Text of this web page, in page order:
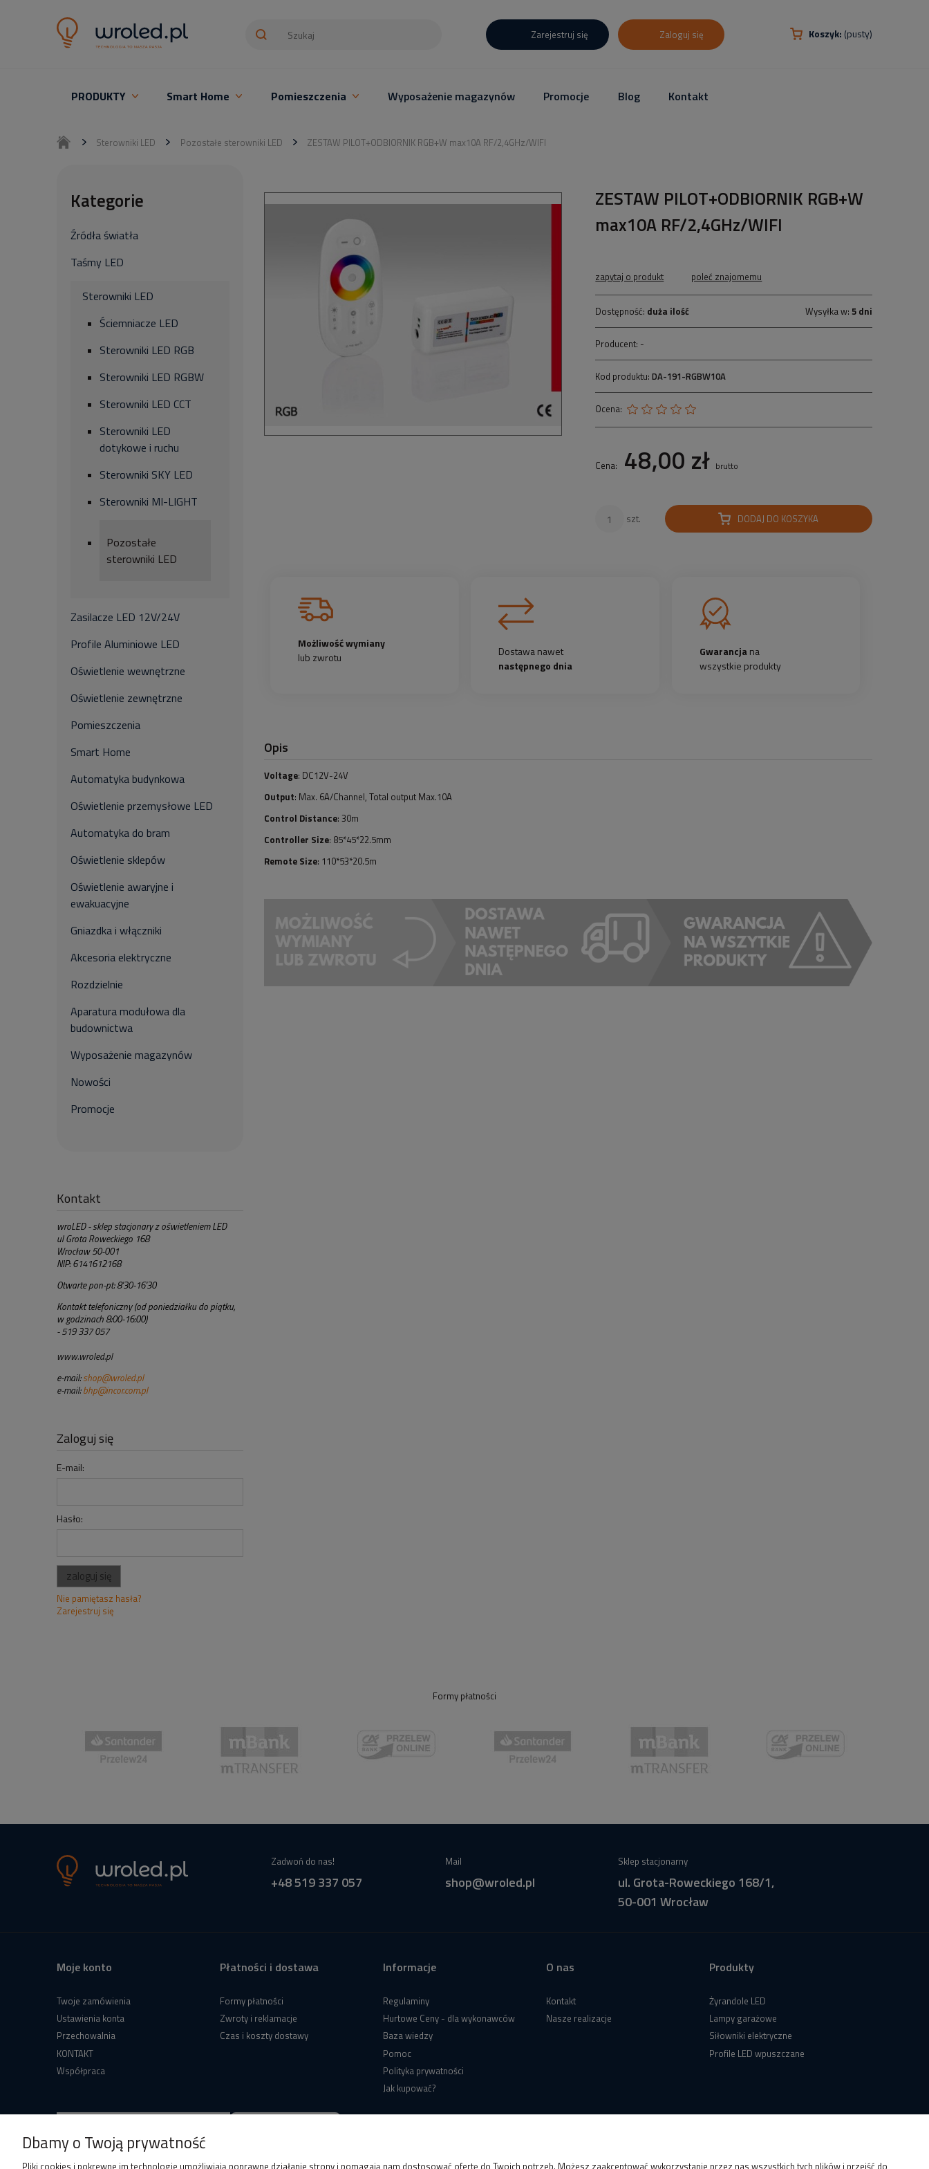
Koszyk: (pusty)
Zarejestruj się Zaloguj się
PRODUKTY Smart Home Pomieszczenia Wyposażenie magazynów Promocje Blog Kontakt
Sterowniki LED Pozostałe sterowniki LED ZESTAW PILOT+ODBIORNIK RGB+W max10A RF/2,4GHz/WIFI
Kategorie
Źródła światła
Taśmy LED
Sterowniki LED
Ściemniacze LED
Sterowniki LED RGB
Sterowniki LED RGBW
Sterowniki LED CCT
Sterowniki LED
dotykowe i ruchu
Sterowniki SKY LED
Sterowniki MI-LIGHT
Pozostałe
sterowniki LED
Zasilacze LED 12V/24V
Profile Aluminiowe LED
Oświetlenie wewnętrzne
Oświetlenie zewnętrzne
Pomieszczenia
Smart Home
Automatyka budynkowa
Oświetlenie przemysłowe LED
Automatyka do bram
Oświetlenie sklepów
Oświetlenie awaryjne i
ewakuacyjne
Gniazdka i włączniki
Akcesoria elektryczne
Rozdzielnie
Aparatura modułowa dla
budownictwa
Wyposażenie magazynów
Nowości
Promocje
Kontakt
wroLED - sklep stacjonary z oświetleniem LED
ul Grota Roweckiego 168
Wrocław 50-001
NIP: 6141612168
Otwarte pon-pt: 8'30-16'30
Kontakt telefoniczny (od poniedziałku do piątku,
w godzinach 8:00-16:00)
- 519 337 057
www.wroled.pl
e-mail: shop@wroled.pl
e-mail:bhp@incor.com.pl
Zaloguj się
E-mail:
Hasło:
zaloguj się
Nie pamiętasz hasła?
Zarejestruj się
ZESTAW PILOT+ODBIORNIK RGB+W
max10A RF/2,4GHz/WIFI
zapytaj o produkt poleć znajomemu
Dostępność: duża ilość Wysyłka w: 5 dni
Producent: -
Kod produktu: DA-191-RGBW10A
Ocena:
Cena: 48,00 zł brutto
szt. DODAJ DO KOSZYKA
Możliwość wymiany
lub zwrotu
Dostawa nawet
następnego dnia
Gwarancjana
wszystkie produkty
Opis
Voltage: DC12V-24V
Output: Max. 6A/Channel, Total output Max.10A
Control Distance: 30m
Controller Size: 85*45*22.5mm
Remote Size: 110*53*20.5m
Formy płatności
Zadwoń do nas!
+48 519 337 057
Mail
shop@wroled.pl
Sklep stacjonarny
ul. Grota-Roweckiego 168/1,
50-001 Wrocław
Moje konto
Twoje zamówienia
Ustawienia konta
Przechowalnia
KONTAKT
Współpraca
Płatności i dostawa
Formy płatności
Zwroty i reklamacje
Czas i koszty dostawy
Informacje
Regulaminy
Hurtowe Ceny - dla wykonawców
Baza wiedzy
Pomoc
Polityka prywatności
Jak kupować?
O nas
Kontakt
Nasze realizacje
Produkty
Żyrandole LED
Lampy garażowe
Siłowniki elektryczne
Profile LED wpuszczane
Dbamy o Twoją prywatność
Pliki cookies i pokrewne im technologie umożliwiają poprawne działanie strony i pomagają nam dostosować ofertę do Twoich potrzeb. Możesz zaakceptować wykorzystanie przez nas wszystkich tych plików i przejść do